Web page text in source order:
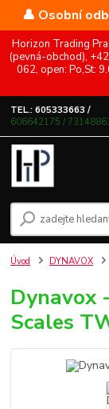
👤 Osobní
Horizon Trading
(pevná-obchod),
062, open: Po,St:
TEL.: 605333663 /
606642175 /
Úvod DYNAVOX
Dynavox
Scales